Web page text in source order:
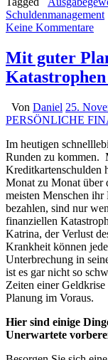
Schuldenmanagement
Keine Kommentare
Mit guter
Von Daniel 25.
PERSÖNLICHE
Im heutigen
Runden zu kommen.
Kreditkartenschulden
Monat zu Monat über
meisten Menschen
bezahlen, sind nur
finanziellen
Katrina, der Verlust
Krankheit können
Unterbrechung in
ist es gar nicht so
Zeiten einer
Planung im Voraus.
Hier sind einige
Unerwartete